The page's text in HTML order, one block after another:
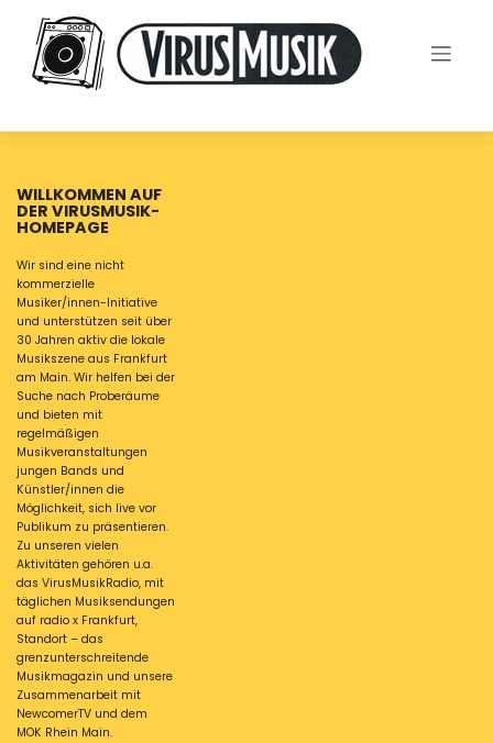
content
WILLKOMMEN AUF
DER VIRUSMUSIK-
HOMEPAGE
Wir sind eine nicht
kommerzielle
Musiker/innen-Initiative
und unterstützen seit über
30 Jahren aktiv die lokale
Musikszene aus Frankfurt
am Main. Wir helfen bei der
Suche nach Proberäume
und bieten mit
regelmäßigen
Musikveranstaltungen
jungen Bands und
Künstler/innen die
Möglichkeit, sich live vor
Publikum zu präsentieren.
Zu unseren vielen
Aktivitäten gehören u.a.
das VirusMusikRadio, mit
täglichen Musiksendungen
auf radio x Frankfurt,
Standort – das
grenzunterschreitende
Musikmagazin und unsere
Zusammenarbeit mit
NewcomerTV und dem
MOK Rhein Main.